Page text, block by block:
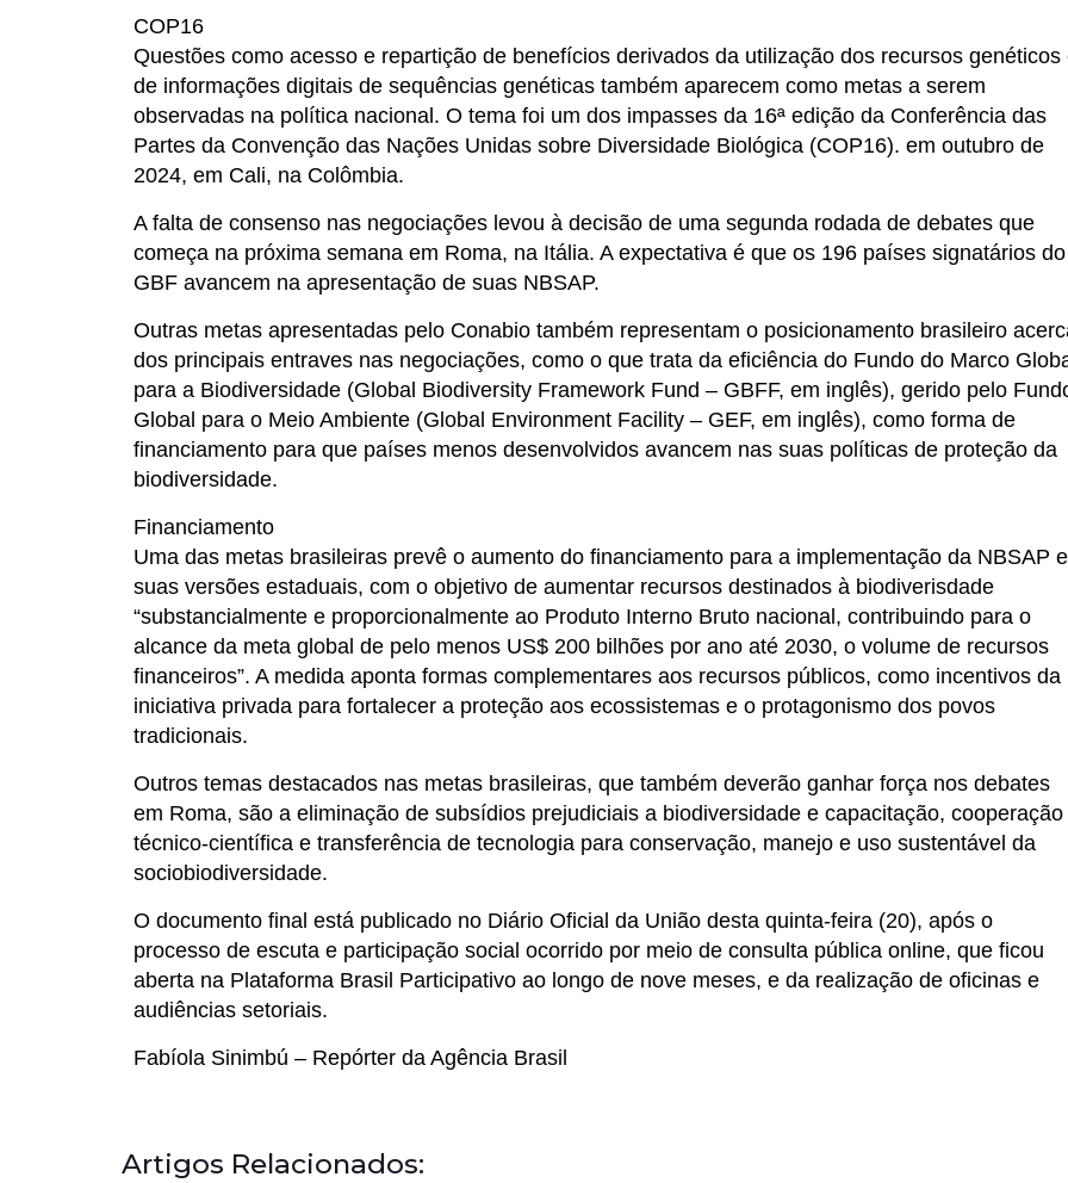
COP16
Questões como acesso e repartição de benefícios derivados da utilização dos recursos genéticos
de informações digitais de sequências genéticas também aparecem como metas a serem
observadas na política nacional. O tema foi um dos impasses da 16ª edição da Conferência das
Partes da Convenção das Nações Unidas sobre Diversidade Biológica (COP16). em outubro de
2024, em Cali, na Colômbia.
A falta de consenso nas negociações levou à decisão de uma segunda rodada de debates que
começa na próxima semana em Roma, na Itália. A expectativa é que os 196 países signatários do
GBF avancem na apresentação de suas NBSAP.
Outras metas apresentadas pelo Conabio também representam o posicionamento brasileiro
dos principais entraves nas negociações, como o que trata da eficiência do Fundo do Marco
para a Biodiversidade (Global Biodiversity Framework Fund – GBFF, em inglês), gerido pelo
Global para o Meio Ambiente (Global Environment Facility – GEF, em inglês), como forma de
financiamento para que países menos desenvolvidos avancem nas suas políticas de proteção da
biodiversidade.
Financiamento
Uma das metas brasileiras prevê o aumento do financiamento para a implementação da NBSAP e
suas versões estaduais, com o objetivo de aumentar recursos destinados à biodiverisdade
“substancialmente e proporcionalmente ao Produto Interno Bruto nacional, contribuindo para o
alcance da meta global de pelo menos US$ 200 bilhões por ano até 2030, o volume de recursos
financeiros”. A medida aponta formas complementares aos recursos públicos, como incentivos da
iniciativa privada para fortalecer a proteção aos ecossistemas e o protagonismo dos povos
tradicionais.
Outros temas destacados nas metas brasileiras, que também deverão ganhar força nos debates
em Roma, são a eliminação de subsídios prejudiciais a biodiversidade e capacitação, cooperação
técnico-científica e transferência de tecnologia para conservação, manejo e uso sustentável da
sociobiodiversidade.
O documento final está publicado no Diário Oficial da União desta quinta-feira (20), após o
processo de escuta e participação social ocorrido por meio de consulta pública online, que ficou
aberta na Plataforma Brasil Participativo ao longo de nove meses, e da realização de oficinas e
audiências setoriais.
Fabíola Sinimbú – Repórter da Agência Brasil
Artigos Relacionados: